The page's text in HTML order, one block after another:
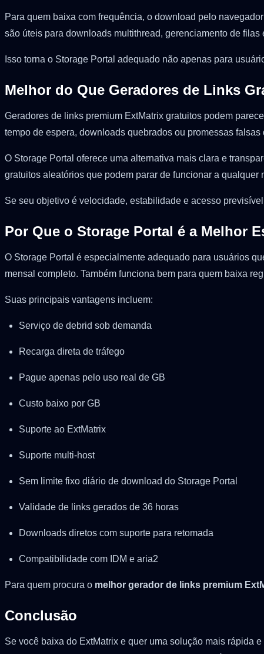
Para quem baixa com frequência, o download pelo
são úteis para downloads multithread, gerenciamento de
Isso torna o Storage Portal adequado não apenas para
Melhor do Que Geradores de Links
Geradores de links premium ExtMatrix gratuitos podem
tempo de espera, downloads quebrados ou promessas
O Storage Portal oferece uma alternativa mais clara e
gratuitos aleatórios que podem parar de funcionar a qualquer
Se seu objetivo é velocidade, estabilidade e acesso
Por Que o Storage Portal é a Melhor
O Storage Portal é especialmente adequado para usuários
mensal completo. Também funciona bem para quem baixa
Suas principais vantagens incluem:
Serviço de debrid sob demanda
Recarga direta de tráfego
Pague apenas pelo uso real de GB
Custo baixo por GB
Suporte ao ExtMatrix
Suporte multi-host
Sem limite fixo diário de download do Storage Portal
Validade de links gerados de 36 horas
Downloads diretos com suporte para retomada
Compatibilidade com IDM e aria2
Para quem procura o melhor gerador de links premium
Conclusão
Se você baixa do ExtMatrix e quer uma solução mais rápida